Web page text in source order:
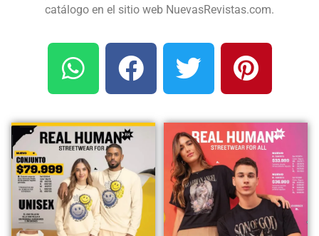
catálogo en el sitio web NuevasRevistas.com.